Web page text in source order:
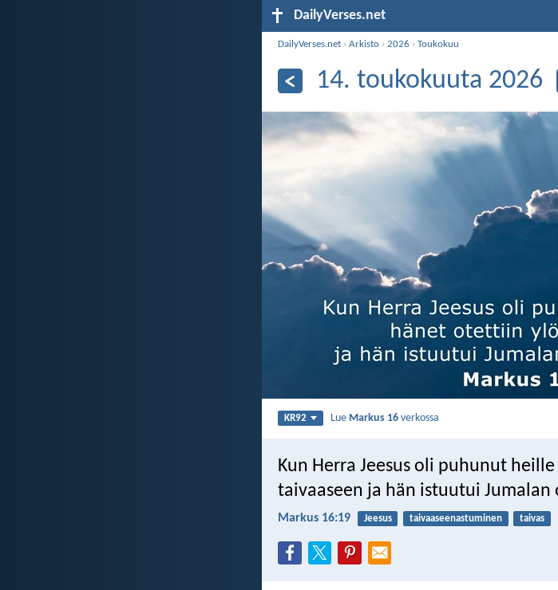
DailyVerses.net
DailyVerses.net ›Arkisto ›2026 ›Toukokuu
14. toukokuuta 2026
KR92 Lue Markus 16 verkossa
Kun Herra Jeesus oli puhunut
taivaaseen ja hän istuutui
Markus 16:19 Jeesus taivaaseenastuminen taivas